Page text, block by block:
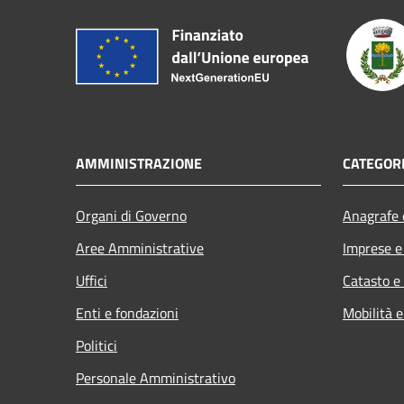
AMMINISTRAZIONE
Organi di Governo
Aree Amministrative
Uffici
Enti e fondazioni
Politici
Personale Amministrativo
Imprese
Catasto
Mobilità